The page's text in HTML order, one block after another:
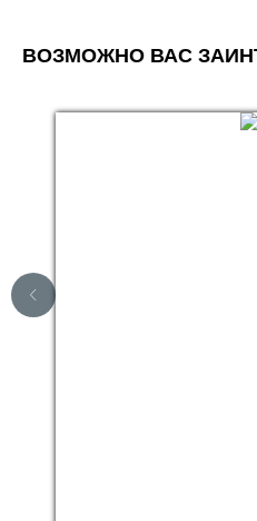
ВОЗМОЖНО ВАС